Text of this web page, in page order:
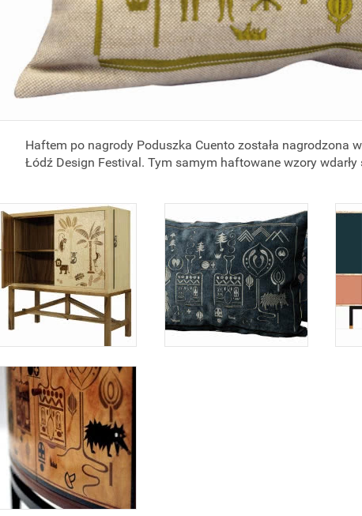
Haftem po nagrody Poduszka Cuento została nagrodzona
Łódź Design Festival. Tym samym haftowane wzory